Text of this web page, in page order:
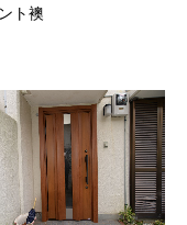
ト襖